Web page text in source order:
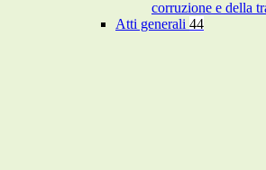
corruzione e della
Atti generali 44